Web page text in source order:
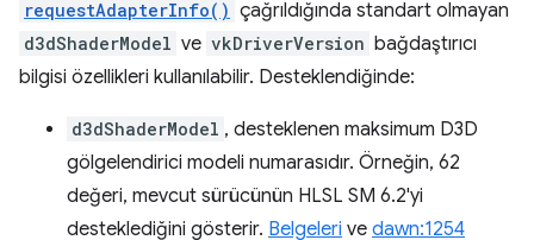
requestAdapterInfo() çağrıldığında standart olmayan
d3dShaderModel ve vkDriverVersion bağdaştırıcı
bilgisi özellikleri kullanılabilir. Desteklendiğinde:
d3dShaderModel , desteklenen maksimum D3D
gölgelendirici modeli numarasıdır. Örneğin, 62
değeri, mevcut sürücünün HLSL SM 6.2'yi
desteklediğini gösterir. Belgeleri ve dawn:1254